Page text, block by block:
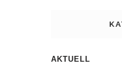
AKTUELL